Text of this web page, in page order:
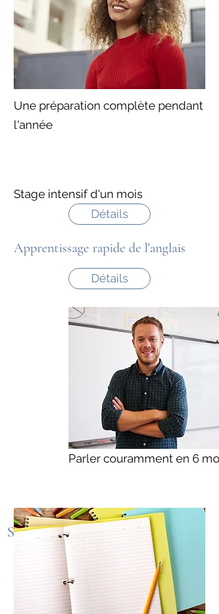
Une préparation complète pendant
l'année
Stage intensif d'un mois
Détails
Apprentissage rapide de l'anglais
Détails
Parler couramment en 6
SOS Bac